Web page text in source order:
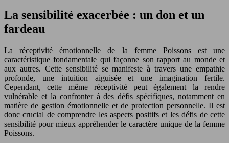
La sensibilité exacerbée : un don et un
fardeau
La réceptivité émotionnelle de la femme Poissons est une
caractéristique fondamentale qui façonne son rapport au monde et
aux autres. Cette sensibilité se manifeste à travers une empathie
profonde, une intuition aiguisée et une imagination fertile.
Cependant, cette même réceptivité peut également la rendre
vulnérable et la confronter à des défis spécifiques, notamment en
matière de gestion émotionnelle et de protection personnelle. Il est
donc crucial de comprendre les aspects positifs et les défis de cette
sensibilité pour mieux appréhender le caractère unique de la femme
Poissons.